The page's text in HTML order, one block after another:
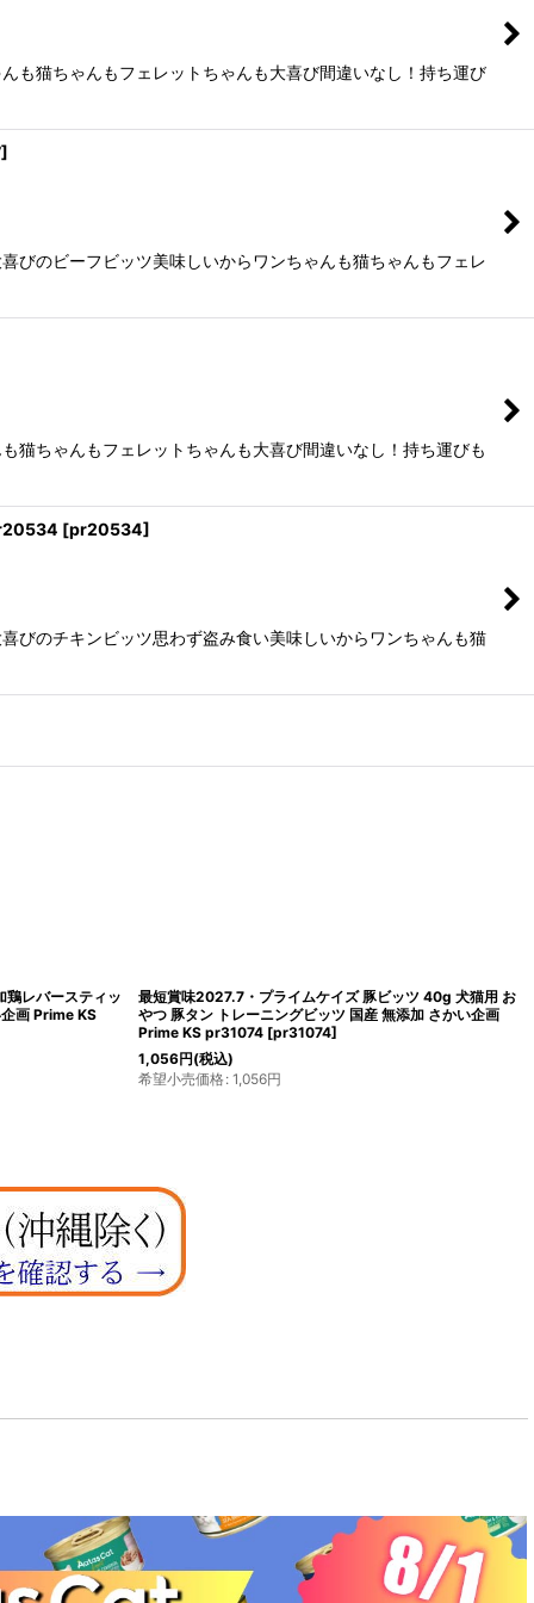
も猫ちゃんもフェレットちゃんも大喜び間違いなし！持ち運び
]
びのビーフビッツ美味しいからワンちゃんも猫ちゃんもフェレ
猫ちゃんもフェレットちゃんも大喜び間違いなし！持ち運びも
[pr20534]
びのチキンビッツ思わず盗み食い美味しいからワンちゃんも猫
イムケイズ 豚ビッツ 40g 犬猫用 お
グビッツ 国産 無添加 さかい企画
最短賞味2027.5・プライムケイズ プラ
り）犬猫用おやつ 国産 無添加 さかい企
pr03491 [pr03491
希望小売価格